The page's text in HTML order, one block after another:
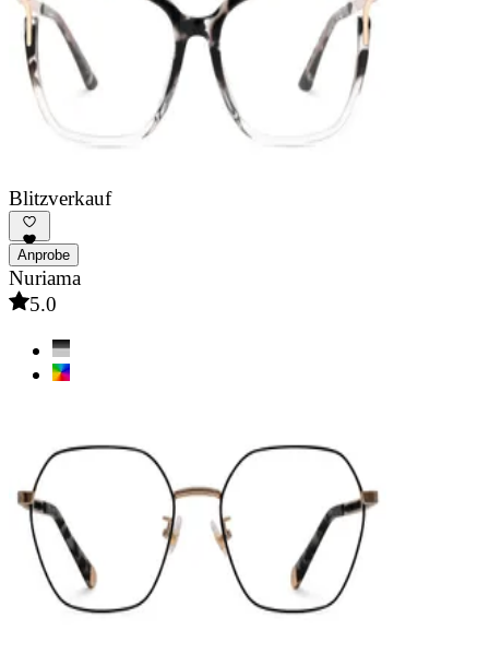
Blitzverkauf
Anprobe
Nuriama
5.0